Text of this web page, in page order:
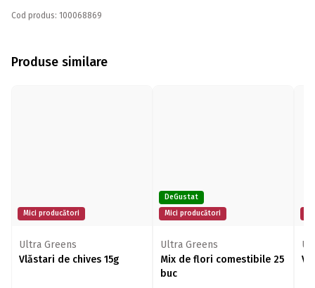
Cod produs: 100068869
Produse similare
Mici producători
Ultra Greens
Vlăstari de chives 15g
DeGustat
Mici producători
Ultra Greens
Mix de flori comestibile 25
buc